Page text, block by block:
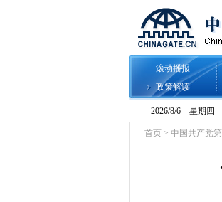
滚动播报
政策解读
首页 > 中国共产党